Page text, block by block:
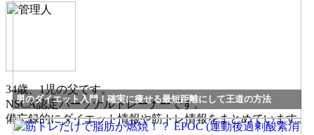
男のダイエット入門！確実に痩せる最短距離にして王道の方法
34歳、1児の父です。
NSCA認定パーソナルトレーナーです。
備忘録的にダイエット情報や筋トレ情報をまとめています。